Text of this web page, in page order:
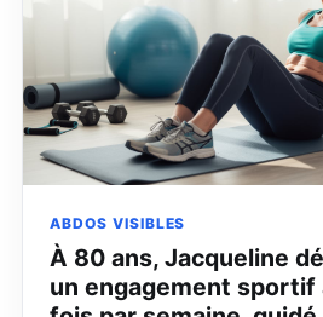
ABDOS VISIBLES
À 80 ans, Jacqueline
un engagement sportif